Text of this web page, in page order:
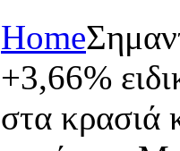
Home
+3,66%
στα κρασιά